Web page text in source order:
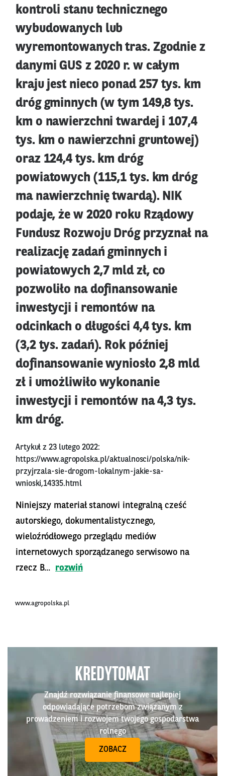
kontroli stanu technicznego
wybudowanych lub
wyremontowanych tras. Zgodnie z
danymi GUS z 2020 r. w całym
kraju jest nieco ponad 257 tys. km
dróg gminnych (w tym 149,8 tys.
km o nawierzchni twardej i 107,4
tys. km o nawierzchni gruntowej)
oraz 124,4 tys. km dróg
powiatowych (115,1 tys. km dróg
ma nawierzchnię twardą). NIK
podaje, że w 2020 roku Rządowy
Fundusz Rozwoju Dróg przyznał na
realizację zadań gminnych i
powiatowych 2,7 mld zł, co
pozwoliło na dofinansowanie
inwestycji i remontów na
odcinkach o długości 4,4 tys. km
(3,2 tys. zadań). Rok później
dofinansowanie wyniosło 2,8 mld
zł i umożliwiło wykonanie
inwestycji i remontów na 4,3 tys.
km dróg.
Artykuł z 23 lutego 2022:
https://www.agropolska.pl/aktualnosci/polska/nik-
przyjrzala-sie-drogom-lokalnym-jakie-sa-
wnioski,14335.html
Niniejszy materiał stanowi integralną cześć
autorskiego, dokumentalistycznego,
wieloźródłowego przeglądu mediów
internetowych sporządzanego serwisowo na
rzecz B...
rozwiń
www.agropolska.pl
KREDYTOMAT
Znajdź rozwiązanie finansowe najlepiej
odpowiadające potrzebom związanym z
prowadzeniem i rozwojem twojego gospodarstwa
rolnego
ZOBACZ